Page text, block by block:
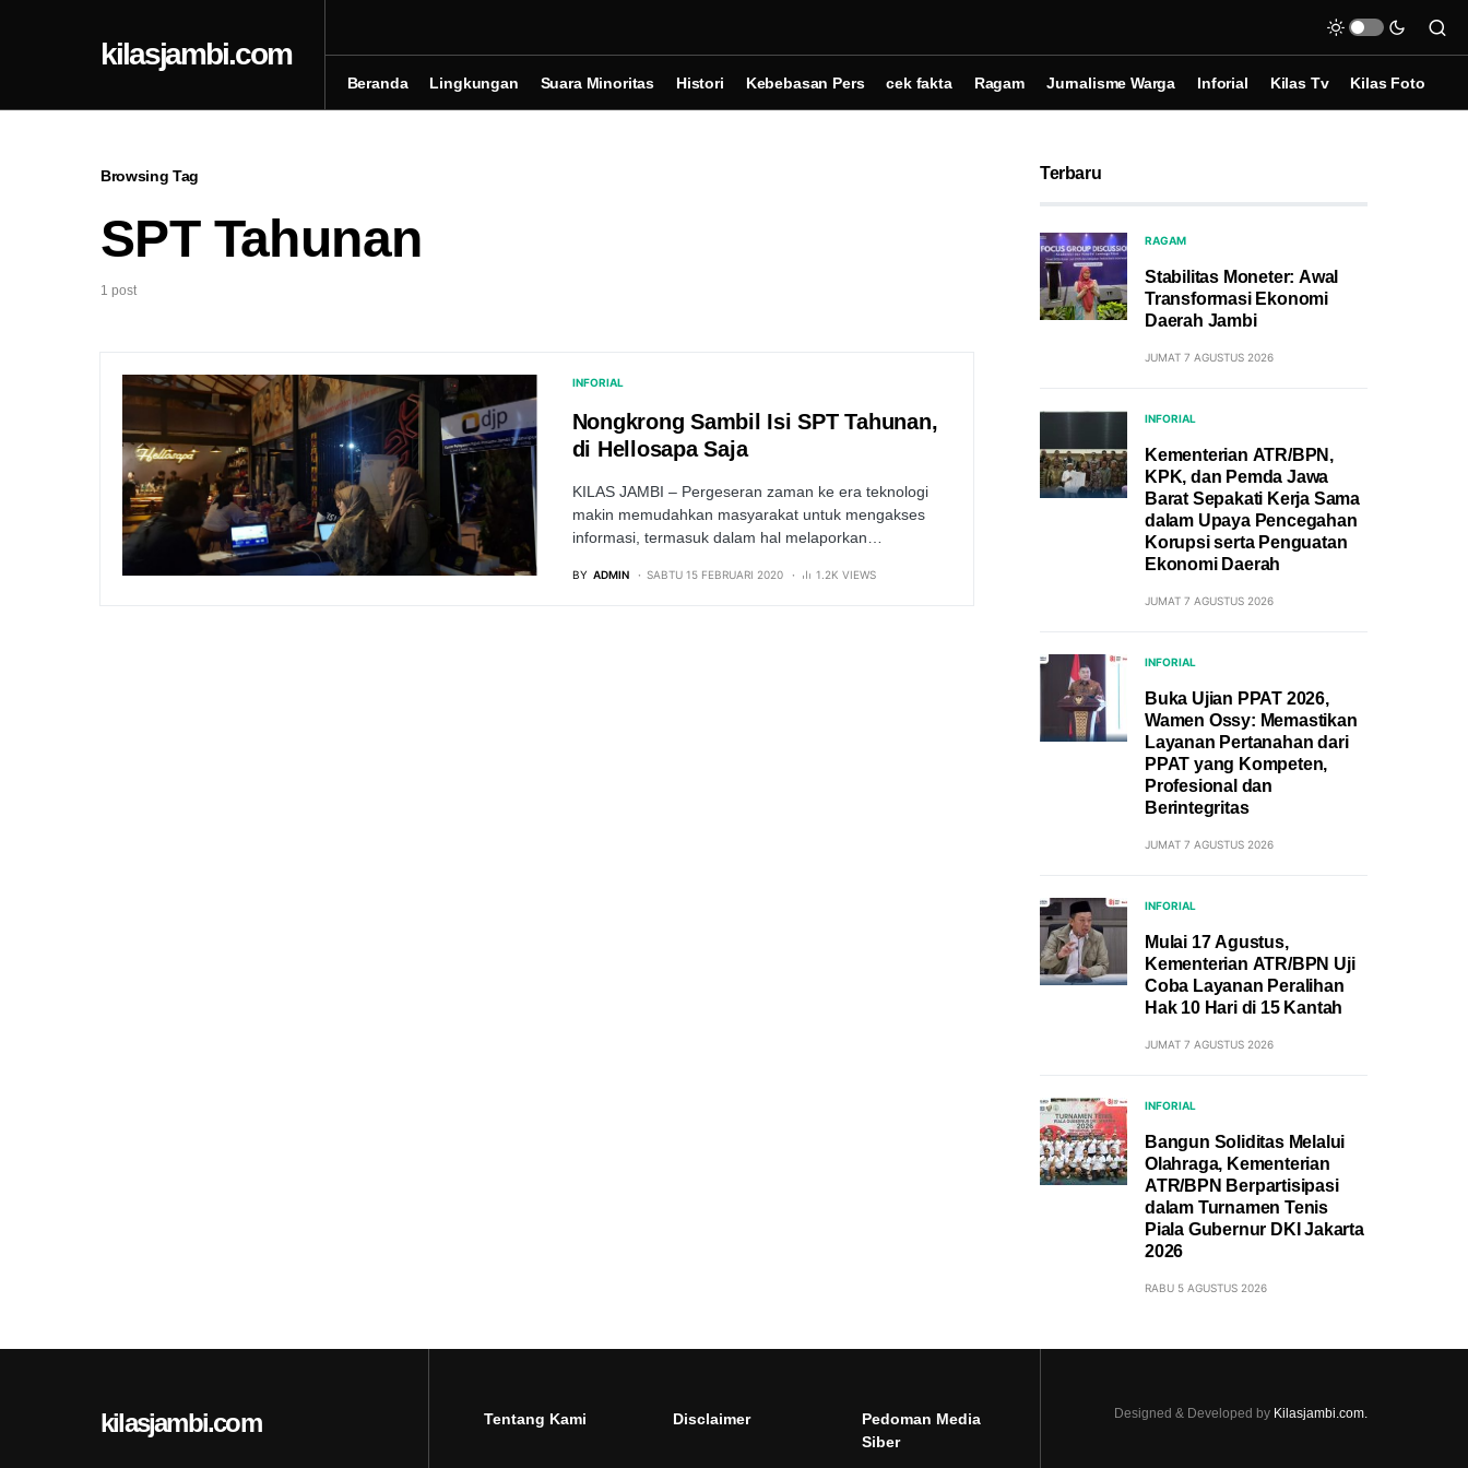
kilasjambi.com
Beranda Lingkungan Suara Minoritas Histori Kebebasan Pers cek fakta Ragam Jurnalisme Warga Inforial Kilas Tv Kilas Foto
Browsing Tag
SPT Tahunan
1 post
INFORIAL
Nongkrong Sambil Isi SPT Tahunan,
di Hellosapa Saja
KILAS JAMBI – Pergeseran zaman ke era teknologi
makin memudahkan masyarakat untuk mengakses
informasi, termasuk dalam hal melaporkan…
BY ADMIN SABTU 15 FEBRUARI 2020 1.2K VIEWS
Terbaru
RAGAM
Stabilitas Moneter: Awal
Transformasi Ekonomi
Daerah Jambi
JUMAT 7 AGUSTUS 2026
INFORIAL
Kementerian ATR/BPN,
KPK, dan Pemda Jawa
Barat Sepakati Kerja Sama
dalam Upaya Pencegahan
Korupsi serta Penguatan
Ekonomi Daerah
JUMAT 7 AGUSTUS 2026
INFORIAL
Buka Ujian PPAT 2026,
Wamen Ossy: Memastikan
Layanan Pertanahan dari
PPAT yang Kompeten,
Profesional dan
Berintegritas
JUMAT 7 AGUSTUS 2026
INFORIAL
Mulai 17 Agustus,
Kementerian ATR/BPN Uji
Coba Layanan Peralihan
Hak 10 Hari di 15 Kantah
JUMAT 7 AGUSTUS 2026
INFORIAL
Bangun Soliditas Melalui
Olahraga, Kementerian
ATR/BPN Berpartisipasi
dalam Turnamen Tenis
Piala Gubernur DKI Jakarta
2026
RABU 5 AGUSTUS 2026
kilasjambi.com Tentang Kami Disclaimer
Pedoman Media
Siber
Designed & Developed by Kilasjambi.com.